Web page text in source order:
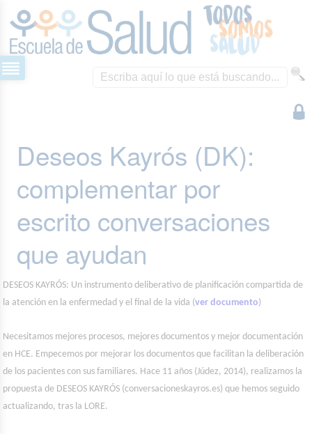
Deseos Kayrós (DK):
complementar por
escrito conversaciones
que ayudan
DESEOS KAYRÓS: Un instrumento deliberativo de planificación compartida de
la atención en la enfermedad y el final de la vida (ver documento)
Necesitamos mejores procesos, mejores documentos y mejor documentación
en HCE. Empecemos por mejorar los documentos que facilitan la deliberación
de los pacientes con sus familiares. Hace 11 años (Júdez, 2014), realizamos la
propuesta de DESEOS KAYRÓS (conversacioneskayros.es) que hemos seguido
actualizando, tras la LORE.